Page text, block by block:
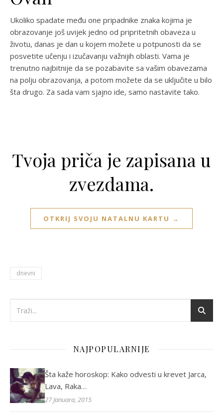
Ukoliko spadate među one pripadnike znaka kojima je
obrazovanje još uvijek jedno od pripritetnih obaveza u
životu, danas je dan u kojem možete u potpunosti da se
posvetite učenju i izučavanju važnijih oblasti. Vama je
trenutno najbitnije da se pozabavite sa vašim obavezama
na polju obrazovanja, a potom možete da se uključite u bilo
šta drugo. Za sada vam sjajno ide, samo nastavite tako.
Tvoja priča je zapisana u
zvezdama.
OTKRIJ SVOJU NATALNU KARTU →
dnevni
NAJPOPULARNIJE
Šta kaže horoskop: Kako odvesti u krevet Jarca,
Lava, Raka…
27 Januara, 2015